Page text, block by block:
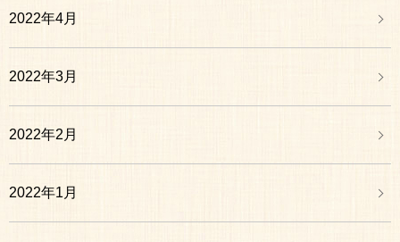
2022年4月
2022年3月
2022年2月
2022年1月